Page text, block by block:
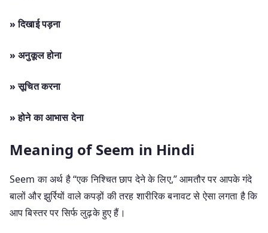
» दिखाई पड़ना
» अनुकूल होना
» सूचित करना
» होने का आभास देना
Meaning of Seem in Hindi
Seem का अर्थ है “एक निश्चित छाप देने के लिए,” आमतौर पर आपके गंदे
बालों और झुर्रियों वाले कपड़ों की तरह शारीरिक बनावट से ऐसा लगता है कि
आप बिस्तर पर सिर्फ लुढ़के हुए हैं।